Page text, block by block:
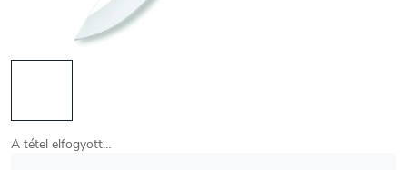
A tétel elfogyott…